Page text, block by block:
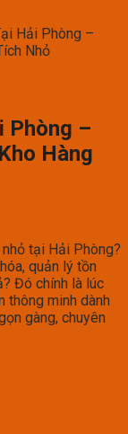
Hải Phòng –
Nhỏ
Phòng –
Hàng
tại Hải Phòng?
quản lý tồn
Đó chính là lúc
thông minh dành
gàng, chuyên